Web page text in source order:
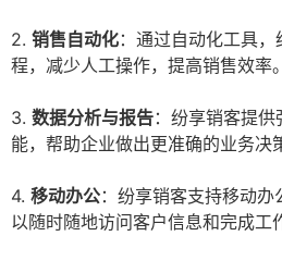
2. 销售自动化：通过自动化工具
程，减少人工操作，提高销售效率。
3. 数据分析与报告：纷享销客提
能，帮助企业做出更准确的业务决
4. 移动办公：纷享销客支持移动
以随时随地访问客户信息和完成工